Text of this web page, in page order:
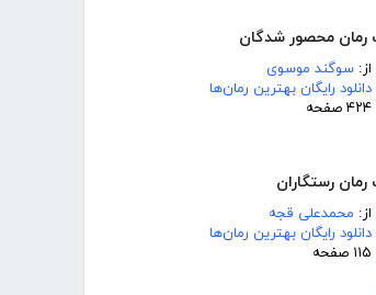
رمان محصور شدگان
از: سوگند موسوی
دانلود رایگان بهترین رمان‌ها
۴۲۴ صفحه
رمان رستگاران
از: محمدعلی قجه
دانلود رایگان بهترین رمان‌ها
۱۱۵ صفحه